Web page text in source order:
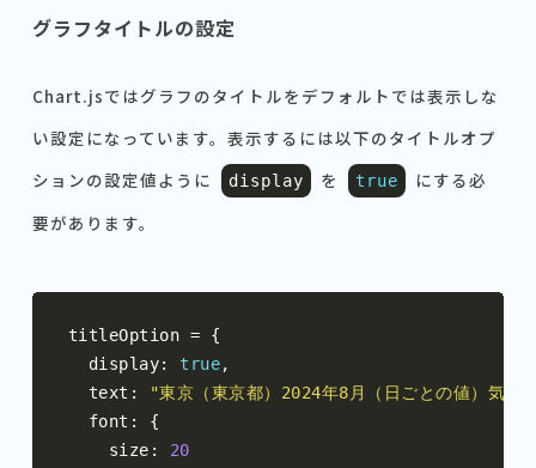
グラフタイトルの設定
Chart.jsではグラフのタイトルをデフォルトでは表示しな
い設定になっています。表示するには以下のタイトルオプ
ションの設定値ように
display を true
にする必
要があります。
titleOption =
{
  display
: true,
  text
: "東京（東京都）2024年8月（日ごとの値）気温"
  font
:
{
    size
:
20